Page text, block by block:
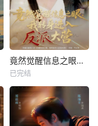
竟然觉醒信息之眼，我转身进入反派大营
已完结